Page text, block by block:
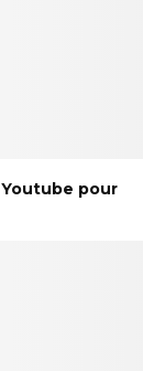
pour